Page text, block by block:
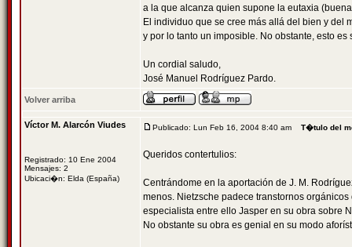
a la que alcanza quien supone la eutaxia
El individuo que se cree más allá del bien y del
y por lo tanto un imposible. No obstante, esto
Un cordial saludo,
José Manuel Rodríguez Pardo.
Volver arriba
Víctor M. Alarcón Viudes
Registrado: 10 Ene 2004
Mensajes: 2
Ubicaci�n: Elda (España)
Publicado: Lun Feb 16, 2004 8:40 am T�tulo del
Queridos contertulios:
Centrándome en la aportación de J. M.
menos. Nietzsche padece transtornos
especialista entre ello Jasper en su obra sobre
No obstante su obra es genial en su modo